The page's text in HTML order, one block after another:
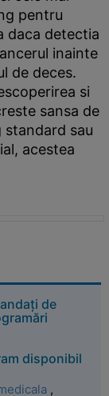
pentru
daca detectia
inainte
de deces.
si
sansa de
sau
acestea
de
disponibil
,